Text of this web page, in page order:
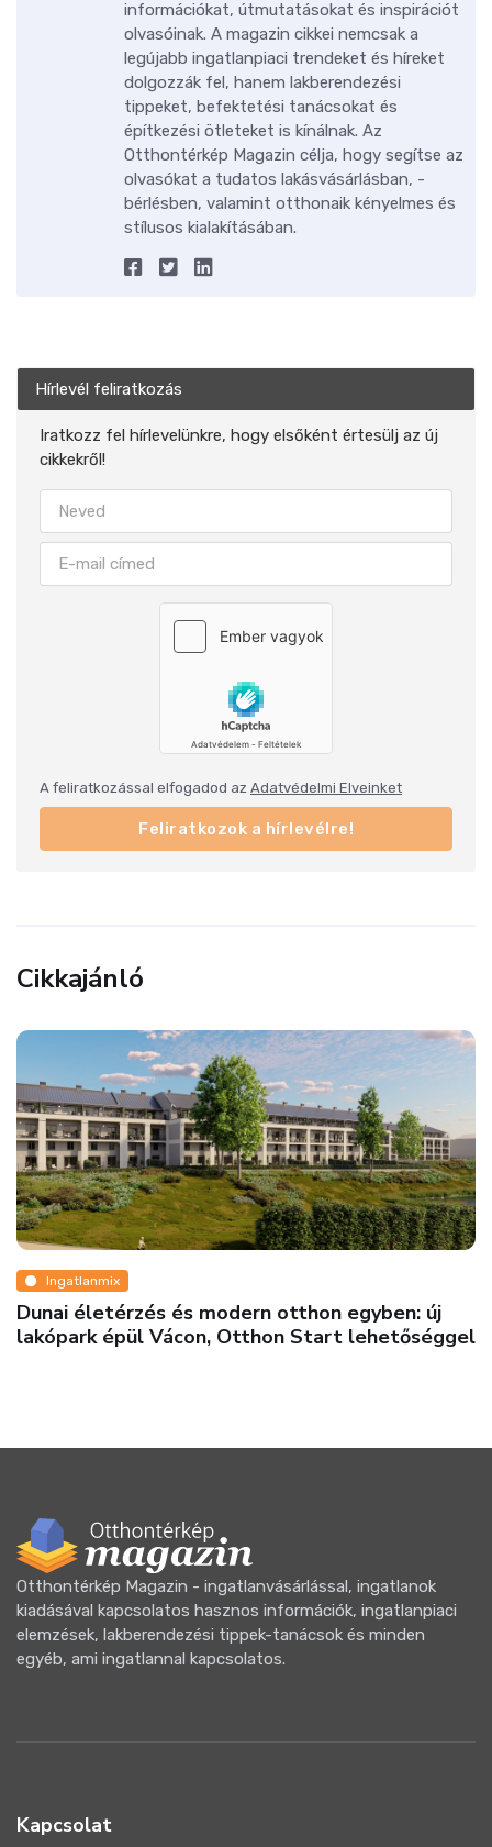
információkat, útmutatásokat és inspirációt
olvasóinak. A magazin cikkei nemcsak a
legújabb ingatlanpiaci trendeket és híreket
dolgozzák fel, hanem lakberendezési
tippeket, befektetési tanácsokat és
építkezési ötleteket is kínálnak. Az
Otthontérkép Magazin célja, hogy segítse az
olvasókat a tudatos lakásvásárlásban, -
bérlésben, valamint otthonaik kényelmes és
stílusos kialakításában.
Hírlevél feliratkozás
Iratkozz fel hírlevelünkre, hogy elsőként értesülj az új
cikkekről!
A feliratkozással elfogadod az Adatvédelmi Elveinket
Feliratkozok a hírlevélre!
Cikkajánló
Ingatlanmix
Dunai életérzés és modern otthon egyben: új
lakópark épül Vácon, Otthon Start lehetőséggel
Otthontérkép Magazin - ingatlanvásárlással, ingatlanok
kiadásával kapcsolatos hasznos információk, ingatlanpiaci
elemzések, lakberendezési tippek-tanácsok és minden
egyéb, ami ingatlannal kapcsolatos.
Kapcsolat